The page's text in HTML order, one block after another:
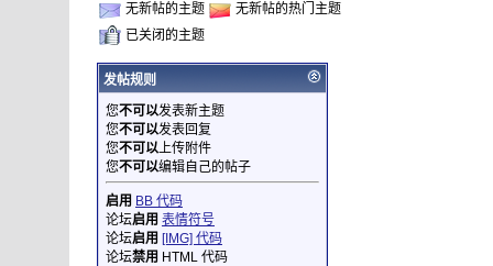
无新帖的主题
无新帖的热门主题
已关闭的主题
发帖规则
您不可以发表新主题
您不可以发表回复
您不可以上传附件
您不可以编辑自己的帖子
启用 BB 代码
论坛启用 表情符号
论坛启用 [IMG] 代码
论坛禁用 HTML 代码